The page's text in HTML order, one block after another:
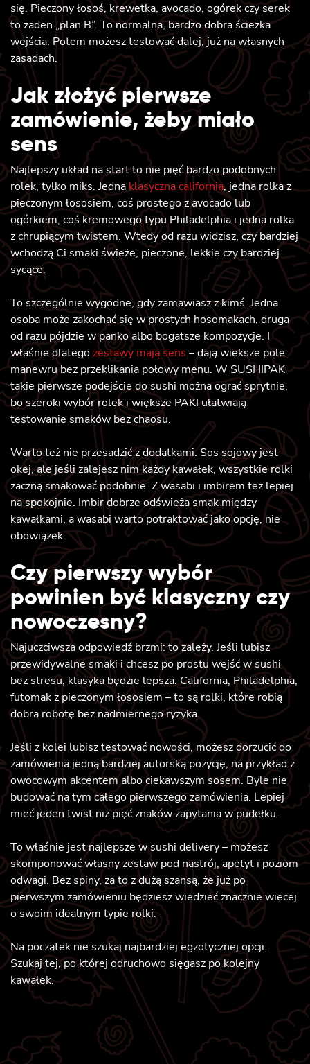
się. Pieczony łosoś, krewetka, avocado, ogórek czy serek
to żaden „plan B”. To normalna, bardzo dobra ścieżka
wejścia. Potem możesz testować dalej, już na własnych
zasadach.
Jak złożyć pierwsze
zamówienie, żeby miało
sens
Najlepszy układ na start to nie pięć bardzo podobnych
rolek, tylko miks. Jednaklasyczna california, jedna rolka z
pieczonym łososiem, coś prostego z avocado lub
ogórkiem, coś kremowego typu Philadelphia i jedna rolka
z chrupiącym twistem. Wtedy od razu widzisz, czy bardziej
wchodzą Ci smaki świeże, pieczone, lekkie czy bardziej
sycące.
To szczególnie wygodne, gdy zamawiasz z kimś. Jedna
osoba może zakochać się w prostych hosomakach, druga
od razu pójdzie w panko albo bogatsze kompozycje. I
właśnie dlategozestawy mają sens – dają większe pole
manewru bez przeklikania połowy menu. W SUSHIPAK
takie pierwsze podejście do sushi można ograć sprytnie,
bo szeroki wybór rolek i większe PAKI ułatwiają
testowanie smaków bez chaosu.
Warto też nie przesadzić z dodatkami. Sos sojowy jest
okej, ale jeśli zalejesz nim każdy kawałek, wszystkie rolki
zaczną smakować podobnie. Z wasabi i imbirem też lepiej
na spokojnie. Imbir dobrze odświeża smak między
kawałkami, a wasabi warto potraktować jako opcję, nie
obowiązek.
Czy pierwszy wybór
powinien być klasyczny czy
nowoczesny?
Najuczciwsza odpowiedź brzmi: to zależy. Jeśli lubisz
przewidywalne smaki i chcesz po prostu wejść w sushi
bez stresu, klasyka będzie lepsza. California, Philadelphia,
futomak z pieczonym łososiem – to są rolki, które robią
dobrą robotę bez nadmiernego ryzyka.
Jeśli z kolei lubisz testować nowości, możesz dorzucić do
zamówienia jedną bardziej autorską pozycję, na przykład z
owocowym akcentem albo ciekawszym sosem. Byle nie
budować na tym całego pierwszego zamówienia. Lepiej
mieć jeden twist niż pięć znaków zapytania w pudełku.
To właśnie jest najlepsze w sushi delivery – możesz
skomponować własny zestaw pod nastrój, apetyt i poziom
odwagi. Bez spiny, za to z dużą szansą, że już po
pierwszym zamówieniu będziesz wiedzieć znacznie więcej
o swoim idealnym typie rolki.
Na początek nie szukaj najbardziej egzotycznej opcji.
Szukaj tej, po której odruchowo sięgasz po kolejny
kawałek.